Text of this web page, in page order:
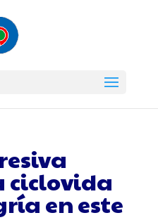
ciclovida
en este